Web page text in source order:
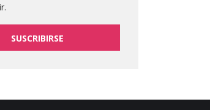
SUSCRIBIRSE